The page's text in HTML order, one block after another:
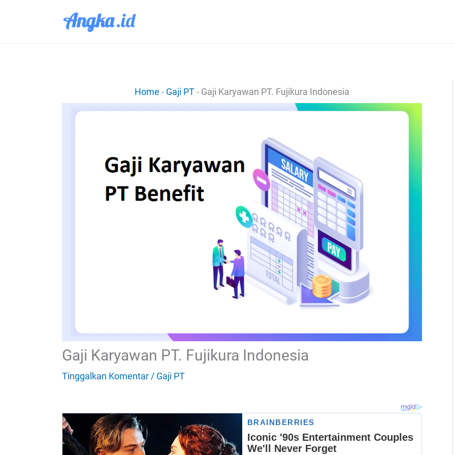
Home - Gaji PT- Gaji Karyawan PT. Fujikura Indonesia
Gaji Karyawan PT. Fujikura Indonesia
Tinggalkan Komentar/ Gaji PT